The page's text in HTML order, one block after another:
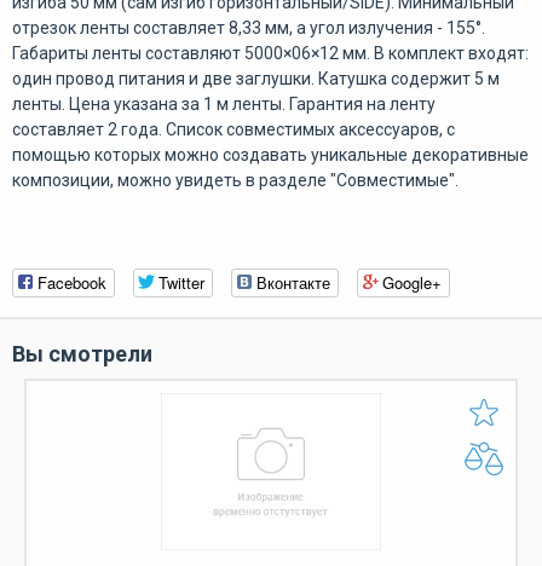
отрезок ленты составляет 8,33 мм, а угол излучения - 155°.
Габариты ленты составляют 5000×06×12 мм. В комплект входят:
один провод питания и две заглушки. Катушка содержит 5 м
ленты. Цена указана за 1 м ленты. Гарантия на ленту
составляет 2 года. Список совместимых аксессуаров, с
помощью которых можно создавать уникальные декоративные
композиции, можно увидеть в разделе "Совместимые".
Facebook Twitter Вконтакте Google+
Вы смотрели